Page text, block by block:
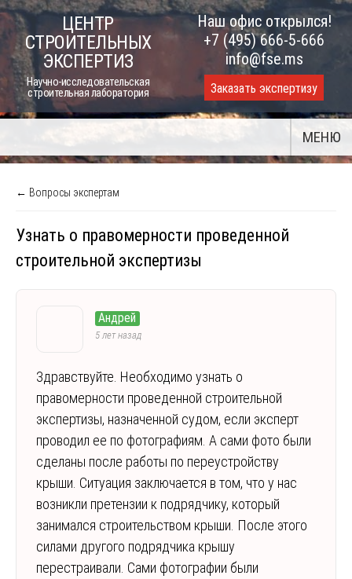
Skip
to
content
ЦЕНТР
СТРОИТЕЛЬНЫХ
ЭКСПЕРТИЗ
Научно-исследовательская
строительная лаборатория
Наш офис открылся!
+7 (495) 666-5-666
info@fse.ms
Заказать экспертизу
МЕНЮ
← Вопросы экспертам
Узнать о правомерности проведенной
строительной экспертизы
Андрей
5 лет назад
Здравствуйте. Необходимо узнать о
правомерности проведенной строительной
экспертизы, назначенной судом, если эксперт
проводил ее по фотографиям. А сами фото были
сделаны после работы по переустройству
крыши. Ситуация заключается в том, что у нас
возникли претензии к подрядчику, который
занимался строительством крыши. После этого
силами другого подрядчика крышу
перестраивали. Сами фотографии были